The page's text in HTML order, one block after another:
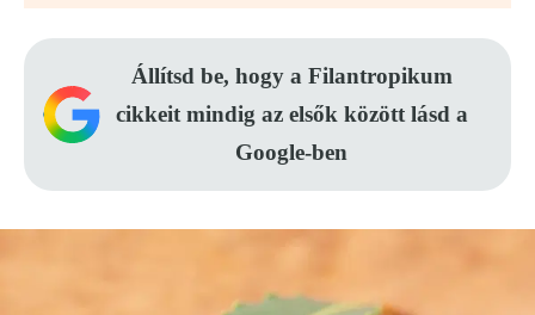
Állítsd be, hogy a Filantropikum
cikkeit mindig az elsők között lásd a
Google-ben